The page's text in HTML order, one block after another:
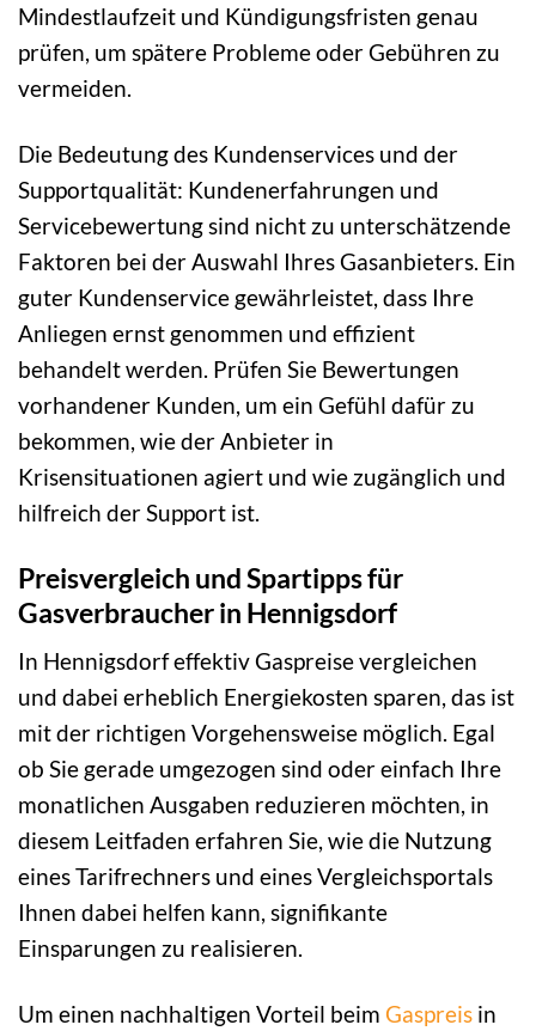
Mindestlaufzeit und Kündigungsfristen genau
prüfen, um spätere Probleme oder Gebühren zu
vermeiden.
Die Bedeutung des Kundenservices und der
Supportqualität: Kundenerfahrungen und
Servicebewertung sind nicht zu unterschätzende
Faktoren bei der Auswahl Ihres Gasanbieters. Ein
guter Kundenservice gewährleistet, dass Ihre
Anliegen ernst genommen und effizient
behandelt werden. Prüfen Sie Bewertungen
vorhandener Kunden, um ein Gefühl dafür zu
bekommen, wie der Anbieter in
Krisensituationen agiert und wie zugänglich und
hilfreich der Support ist.
Preisvergleich und Spartipps für
Gasverbraucher in Hennigsdorf
In Hennigsdorf effektiv Gaspreise vergleichen
und dabei erheblich Energiekosten sparen, das ist
mit der richtigen Vorgehensweise möglich. Egal
ob Sie gerade umgezogen sind oder einfach Ihre
monatlichen Ausgaben reduzieren möchten, in
diesem Leitfaden erfahren Sie, wie die Nutzung
eines Tarifrechners und eines Vergleichsportals
Ihnen dabei helfen kann, signifikante
Einsparungen zu realisieren.
Um einen nachhaltigen Vorteil beim Gaspreis in